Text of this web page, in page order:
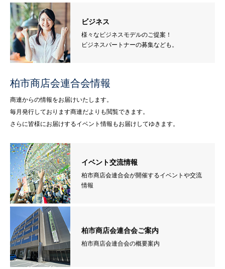
ビジネス
様々なビジネスモデルのご提案！
ビジネスパートナーの募集なども。
柏市商店会連合会情報
商連からの情報をお届けいたします。
毎月発行しております商連だよりも閲覧できます。
さらに皆様にお届けするイベント情報もお届けしてゆきます。
イベント交流情報
柏市商店会連合会が開催するイベントや交流
情報
柏市商店会連合会ご案内
柏市商店会連合会の概要案内